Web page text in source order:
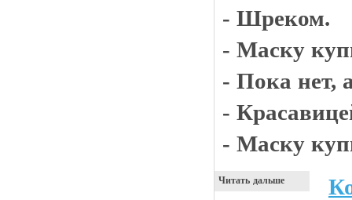
- Шреком.
- Маску
- Пока нет,
-
- Маску
Читать дальше